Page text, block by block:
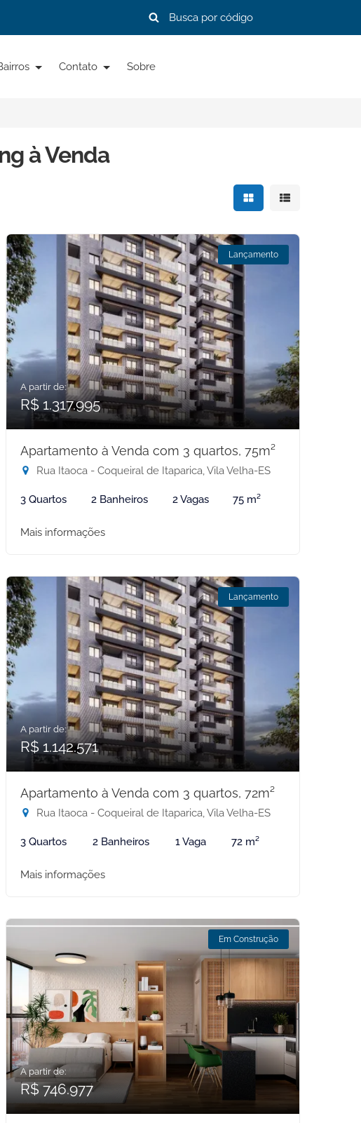
Contato Sobre
à Venda
Mostrar resultados
Mostrar
Lançamento
A partir de:
R$ 1.317.995
Apartamento à Venda com 3 quartos, 75m²
Rua Itaoca - Coqueiral de Itaparica, Vila Velha-ES
3 Quartos 2 Banheiros 2 Vagas 75 m²
Mais informações
Lançamento
A partir de:
R$ 1.142.571
Apartamento à Venda com 3 quartos, 72m²
Rua Itaoca - Coqueiral de Itaparica, Vila Velha-ES
3 Quartos 2 Banheiros 1 Vaga 72 m²
Mais informações
Em Construção
A partir de:
R$ 746.977